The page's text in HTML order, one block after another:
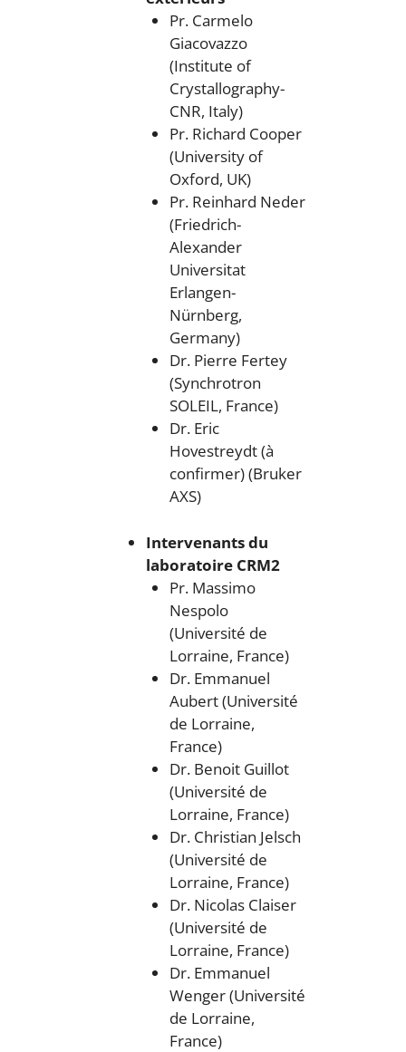
Pr. Carmelo
Giacovazzo
(Institute of
Crystallography-
CNR, Italy)
Pr. Richard Cooper
(University of
Oxford, UK)
Pr. Reinhard Neder
(Friedrich-
Alexander
Universitat
Erlangen-
Nürnberg,
Germany)
Dr. Pierre Fertey
(Synchrotron
SOLEIL, France)
Dr. Eric
Hovestreydt (à
confirmer) (Bruker
AXS)
Intervenants du
laboratoire CRM2
Pr. Massimo
Nespolo
(Université de
Lorraine, France)
Dr. Emmanuel
Aubert (Université
de Lorraine,
France)
Dr. Benoit Guillot
(Université de
Lorraine, France)
Dr. Christian Jelsch
(Université de
Lorraine, France)
Dr. Nicolas Claiser
(Université de
Lorraine, France)
Dr. Emmanuel
Wenger (Université
de Lorraine,
France)